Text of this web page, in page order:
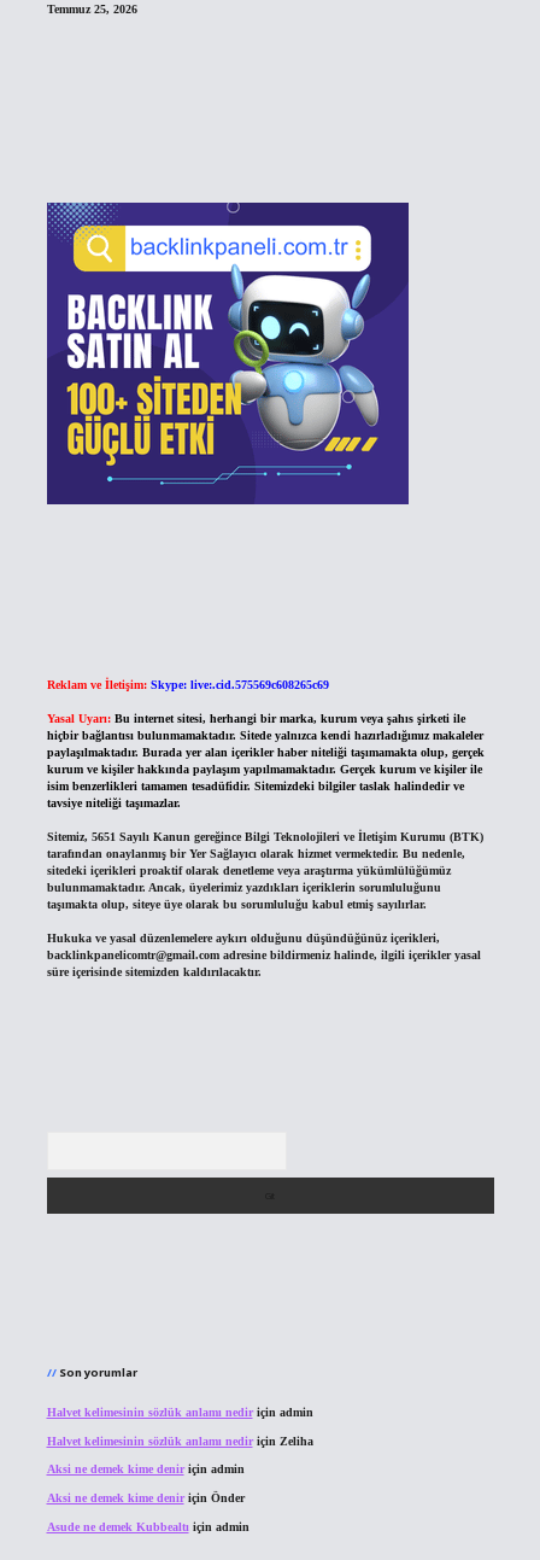
Temmuz 25, 2026
Reklam ve İletişim: Skype: live:.cid.575569c608265c69
Yasal Uyarı: Bu internet sitesi, herhangi bir marka, kurum veya şahıs şirketi ile
hiçbir bağlantısı bulunmamaktadır. Sitede yalnızca kendi hazırladığımız makaleler
paylaşılmaktadır. Burada yer alan içerikler haber niteliği taşımamakta olup, gerçek
kurum ve kişiler hakkında paylaşım yapılmamaktadır. Gerçek kurum ve kişiler ile
isim benzerlikleri tamamen tesadüfidir. Sitemizdeki bilgiler taslak halindedir ve
tavsiye niteliği taşımazlar.
Sitemiz, 5651 Sayılı Kanun gereğince Bilgi Teknolojileri ve İletişim Kurumu (BTK)
tarafından onaylanmış bir Yer Sağlayıcı olarak hizmet vermektedir. Bu nedenle,
sitedeki içerikleri proaktif olarak denetleme veya araştırma yükümlülüğümüz
bulunmamaktadır. Ancak, üyelerimiz yazdıkları içeriklerin sorumluluğunu
taşımakta olup, siteye üye olarak bu sorumluluğu kabul etmiş sayılırlar.
Hukuka ve yasal düzenlemelere aykırı olduğunu düşündüğünüz içerikleri,
backlinkpanelicomtr@gmail.comadresine bildirmeniz halinde, ilgili içerikler yasal
süre içerisinde sitemizden kaldırılacaktır.
Son yorumlar
Halvet kelimesinin sözlük anlamı nediriçin admin
Halvet kelimesinin sözlük anlamı nediriçin Zeliha
Aksi ne demek kime deniriçin admin
Aksi ne demek kime deniriçin Önder
Asude ne demek Kubbealtı için admin